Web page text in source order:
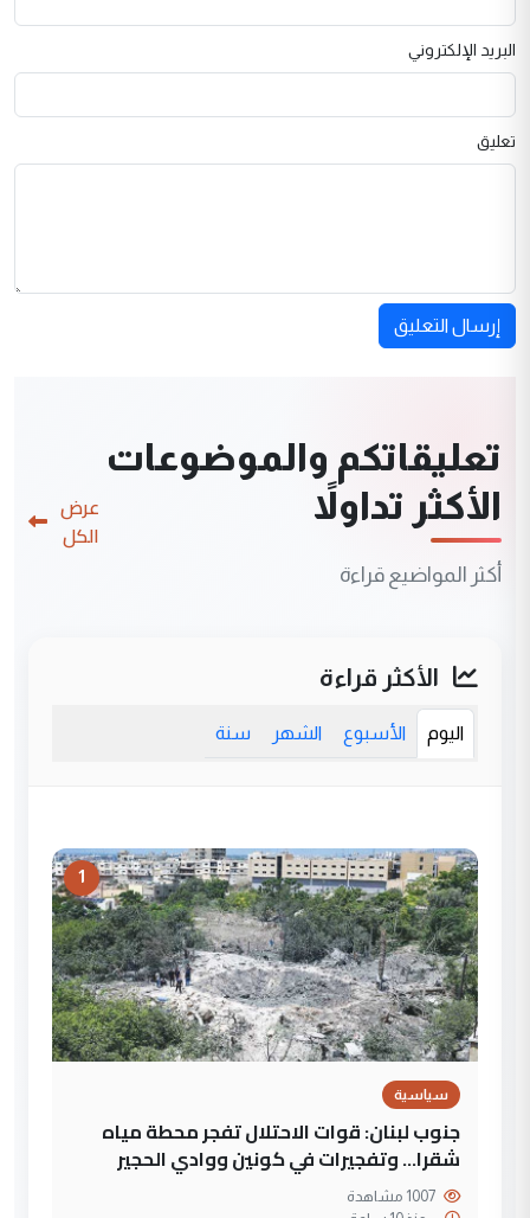
البريد الإلكتروني
تعليق
إرسال التعليق
تعليقاتكم والموضوعات
الأكثر تداولاً
أكثر المواضيع قراءة
عرض
الكل
الأكثر قراءة
اليوم الأسبوع الشهر سنة
1
سياسية
جنوب لبنان: قوات الاحتلال تفجر محطة مياه
شقرا… وتفجيرات في كونين ووادي الحجير